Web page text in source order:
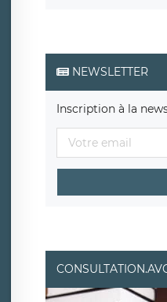
NEWSLETTER
Inscription à la